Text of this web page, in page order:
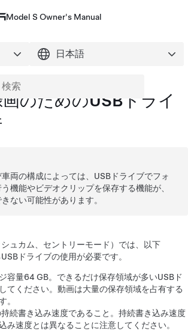
Model S Owner's Manual
のためのUSBドライ
両の構成によっては、USBドライブでフォ
機能やビデオクリップを保存する機能が、
ない可能性があります。
ュカム 、セントリーモード ）では、以下
ドライブの使用が必要です。
容量64 GB。できるだけ保存領域が多いUSBド
てください。動画は大量の保存領域を占有する
。
続書き込み速度であること。持続書き込み速度
み速度とは異なることに注意してください。